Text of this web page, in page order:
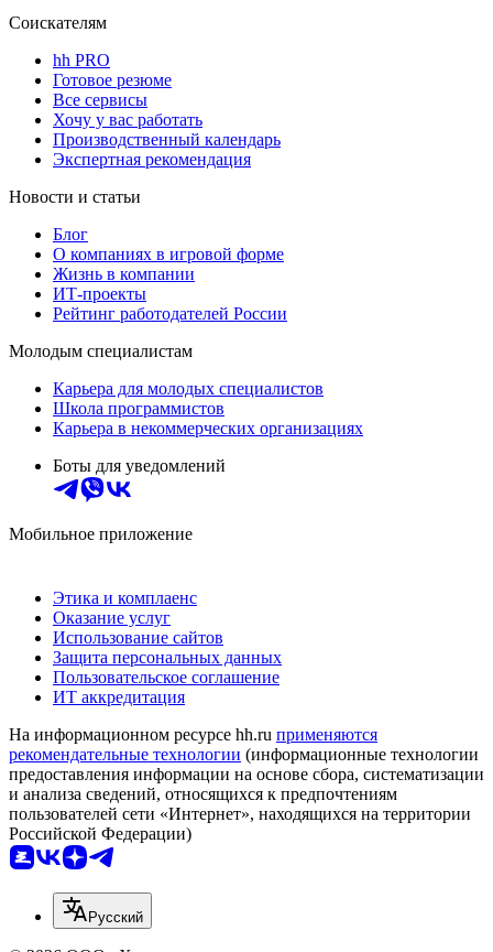
Соискателям
hh PRO
Готовое резюме
Все сервисы
Хочу у вас работать
Производственный календарь
Экспертная рекомендация
Новости и статьи
Блог
О компаниях в игровой форме
Жизнь в компании
ИТ-проекты
Рейтинг работодателей России
Молодым специалистам
Карьера для молодых специалистов
Школа программистов
Карьера в некоммерческих организациях
Боты для уведомлений
Мобильное приложение
Этика и комплаенс
Оказание услуг
Использование сайтов
Защита персональных данных
Пользовательское соглашение
ИТ аккредитация
На информационном ресурсе hh.ru применяются
рекомендательные технологии (информационные технологии
предоставления информации на основе сбора, систематизации
и анализа сведений, относящихся к предпочтениям
пользователей сети «Интернет», находящихся на территории
Российской Федерации)
Русский